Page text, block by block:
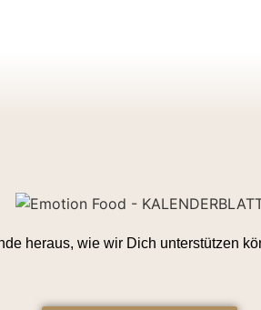
heraus, wie wir Dich unterstützen